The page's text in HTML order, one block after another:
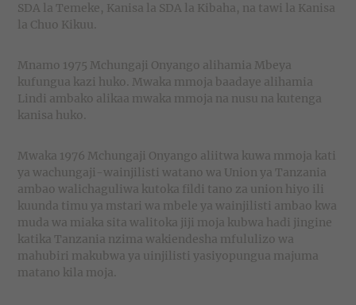
SDA la Temeke, Kanisa la SDA la Kibaha, na tawi la Kanisa
la Chuo Kikuu.
Mnamo 1975 Mchungaji Onyango alihamia Mbeya
kufungua kazi huko. Mwaka mmoja baadaye alihamia
Lindi ambako alikaa mwaka mmoja na nusu na kutenga
kanisa huko.
Mwaka 1976 Mchungaji Onyango aliitwa kuwa mmoja kati
ya wachungaji-wainjilisti watano wa Union ya Tanzania
ambao walichaguliwa kutoka fildi tano za union hiyo ili
kuunda timu ya mstari wa mbele ya wainjilisti ambao kwa
muda wa miaka sita walitoka jiji moja kubwa hadi jingine
katika Tanzania nzima wakiendesha mfululizo wa
mahubiri makubwa ya uinjilisti yasiyopungua majuma
matano kila moja.